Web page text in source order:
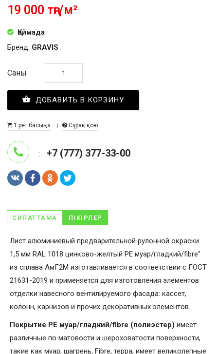
19 000 тңг/м²
Қоймада
Бренд: GRAVIS
Саны
ДОБАВИТЬ В КОРЗИНУ
1 рет басыңыз Сұрақ қою
: +7 (777) 377-33-00
СИПАТТАМА ПІКІРЛЕР
Лист алюминиевый предварительной рулонной окраски
1,5 мм RAL 1018 цинково-желтый PE муар/гладкий/fibre"
из сплава АмГ2М изготавливается в соответствии с ГОСТ
21631-2019 и применяется для изготовления элементов
отделки навесного вентилируемого фасада: кассет,
колонн, карнизов и прочих декоративных элементов.
Покрытие PE муар/гладкий/fibre (полиэстер) имеет
различные по матовости и шероховатости поверхности,
такие как муар, шагрень, Fibrе, терра, имеет великолепные